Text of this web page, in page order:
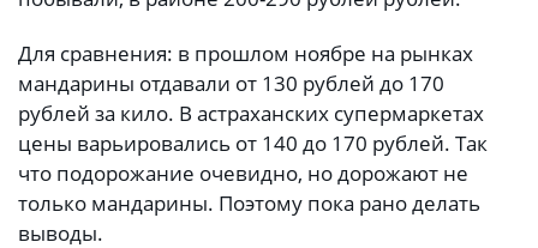
Для сравнения: в прошлом ноябре на рынках
мандарины отдавали от 130 рублей до 170
рублей за кило. В астраханских супермаркетах
цены варьировались от 140 до 170 рублей. Так
что подорожание очевидно, но дорожают не
только мандарины. Поэтому пока рано делать
выводы.